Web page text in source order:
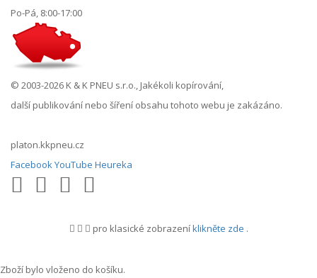
Po-Pá, 8:00-17:00
© 2003-2026 K & K PNEU s.r.o., Jakékoli kopírování,
další publikování nebo šíření obsahu tohoto webu je zakázáno.
platon.kkpneu.cz
FacebookYouTube Heureka
pro klasické zobrazeníklikněte zde .
Zboží bylo vloženo do košíku.